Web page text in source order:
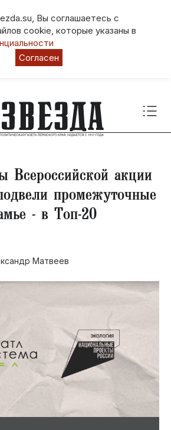
Вы соглашаетесь с
cookie, которые указаны в
Согласен
РФ
крае
Всероссийской акции
промежуточные
- в Топ-20
Матвеев